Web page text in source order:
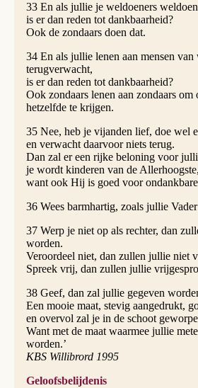
33 En als jullie je weldoeners
is er dan reden tot dankbaarheid?
Ook de zondaars doen dat.
34 En als jullie lenen aan mensen van
terugverwacht,
is er dan reden tot dankbaarheid?
Ook zondaars lenen aan zondaars om
hetzelfde te krijgen.
35 Nee, heb je vijanden lief, doe wel
en verwacht daarvoor niets terug.
Dan zal er een rijke beloning voor
je wordt kinderen van de Allerhoogste,
want ook Hij is goed voor ondankbare
36 Wees barmhartig, zoals jullie
37 Werp je niet op als rechter, dan
worden.
Veroordeel niet, dan zullen jullie niet
Spreek vrij, dan zullen jullie
38 Geef, dan zal jullie gegeven
Een mooie maat, stevig aangedrukt,
en overvol zal je in de schoot
Want met de maat waarmee jullie
worden.’
KBS Willibrord 1995
Geloofsbelijdenis